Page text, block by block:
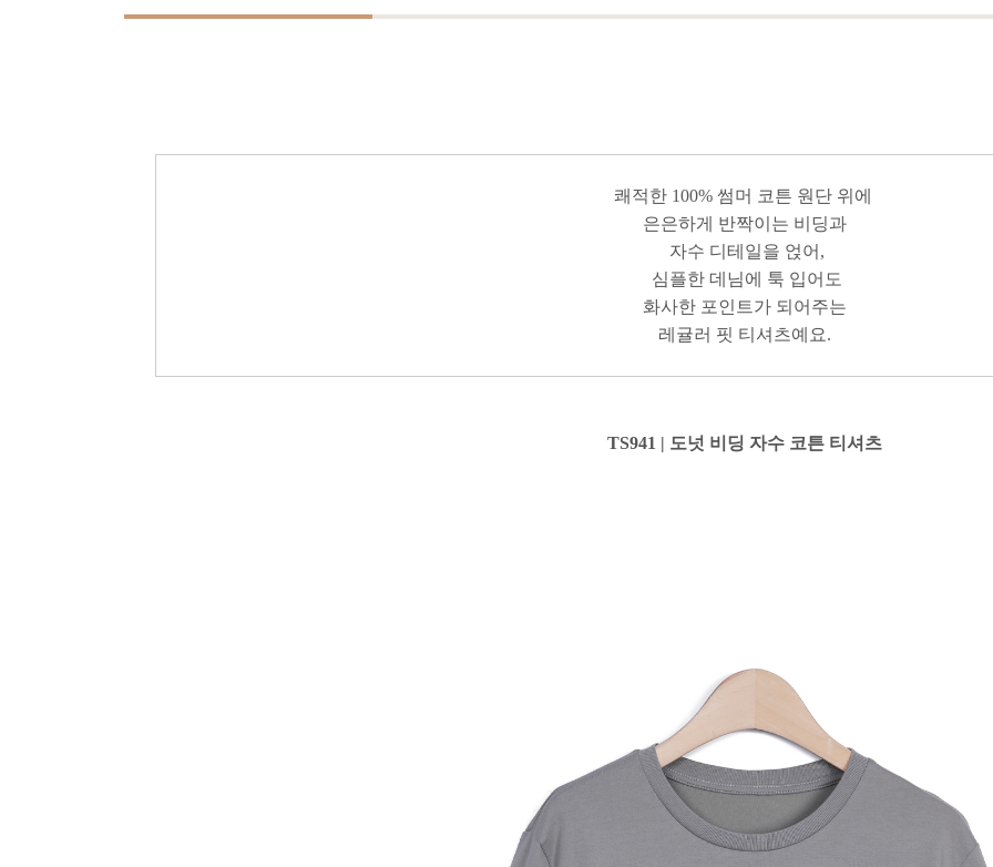
쾌적한 100% 썸머 코튼 원단 위에
은은하게 반짝이는 비딩과
자수 디테일을 얹어,
심플한 데님에 툭 입어도
화사한 포인트가 되어주는
레귤러 핏 티셔츠예요.
TS941 | 도넛 비딩 자수 코튼 티셔츠